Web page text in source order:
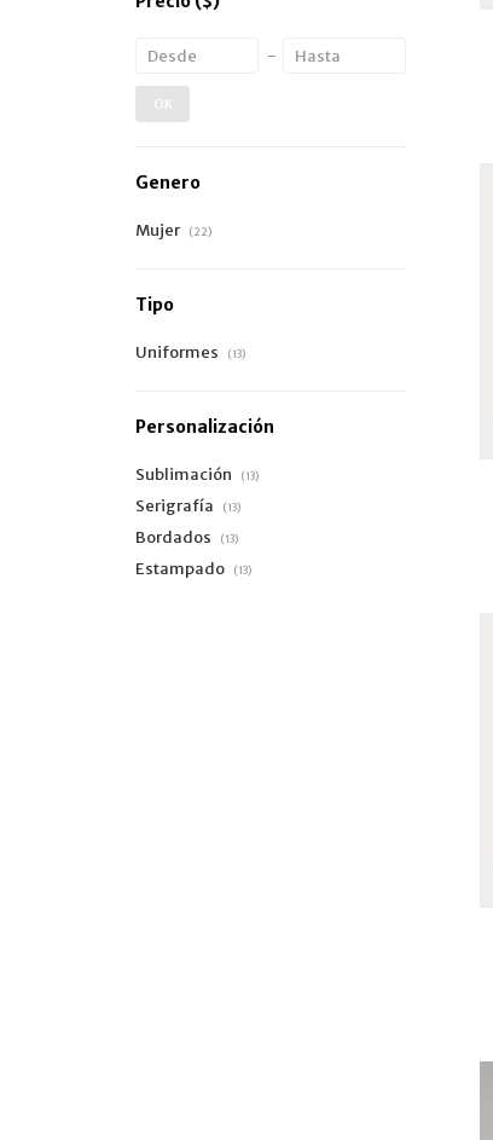
OK
Genero
Mujer (22)
Tipo
Uniformes (13)
Personalización
Sublimación (13)
Serigrafía (13)
Bordados (13)
Estampado (13)